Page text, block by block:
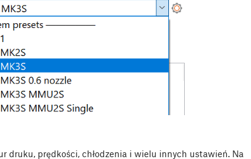
druku, prędkości, chłodzenia i wielu innych ustawień. Na